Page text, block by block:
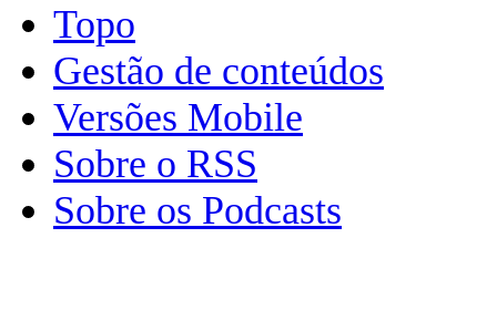
Topo
Gestão de conteúdos
Versões Mobile
Sobre o RSS
Sobre os Podcasts